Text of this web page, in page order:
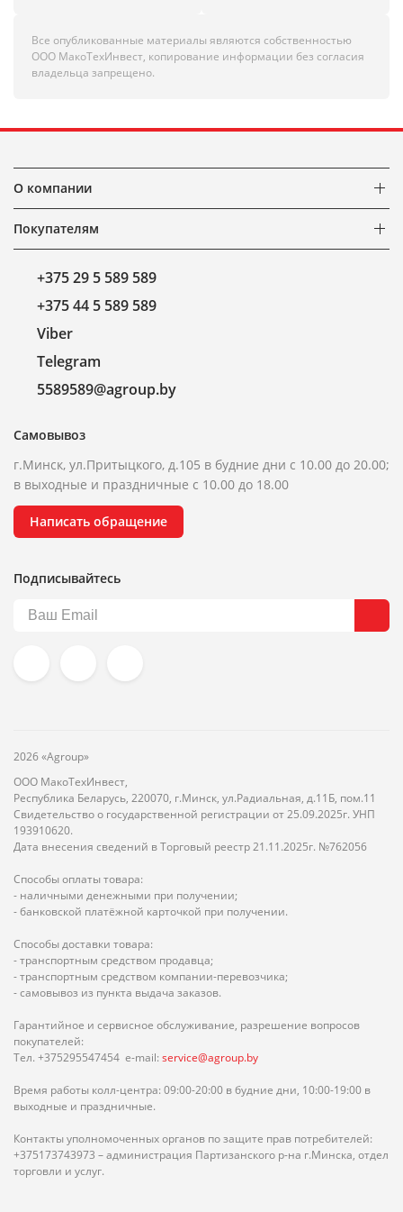
Все опубликованные материалы являются собственностью
ООО МакоТехИнвест, копирование информации без согласия
владельца запрещено.
О компании
Покупателям
+375 29 5 589 589
+375 44 5 589 589
Viber
Telegram
5589589@agroup.by
Самовывоз
г.Минск, ул.Притыцкого, д.105 в будние дни с 10.00 до 20.00;
в выходные и праздничные с 10.00 до 18.00
Написать обращение
Подписывайтесь
2026 «Agroup»
ООО МакоТехИнвест,
Республика Беларусь, 220070, г.Минск, ул.Радиальная, д.11Б, пом.11
Свидетельство о государственной регистрации от 25.09.2025г. УНП
193910620.
Дата внесения сведений в Торговый реестр 21.11.2025г. №762056
Способы оплаты товара:
- наличными денежными при получении;
- банковской платёжной карточкой при получении.
Способы доставки товара:
- транспортным средством продавца;
- транспортным средством компании-перевозчика;
- самовывоз из пункта выдача заказов.
Гарантийное и сервисное обслуживание, разрешение вопросов
покупателей:
Тел. +375295547454 e-mail: service@agroup.by
Время работы колл-центра: 09:00-20:00 в будние дни, 10:00-19:00 в
выходные и праздничные.
Контакты уполномоченных органов по защите прав потребителей:
+375173743973 – администрация Партизанского р-на г.Минска, отдел
торговли и услуг.